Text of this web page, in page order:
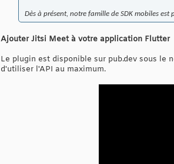
Dès à présent, notre famille de SDK mobiles est
Ajouter Jitsi Meet à votre application Flutter
Le plugin est disponible sur pub.dev sous le
d'utiliser l'API au maximum.